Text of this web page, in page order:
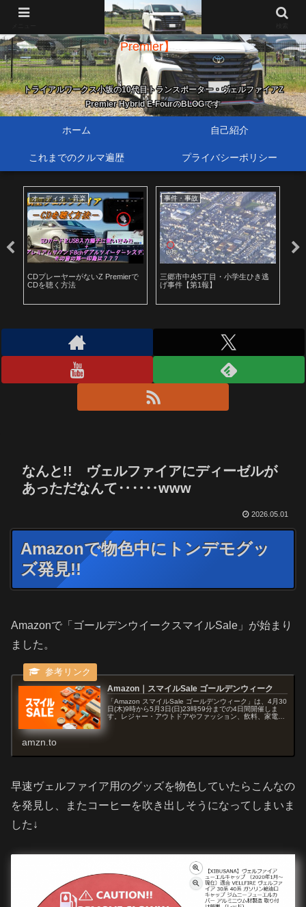
新・歴代トランスポーター【40系ヴェルファイア Z
Premier】
トライアルワークス小坂の10代目トランスポーター・ヴェルファイアZ
Premier Hybrid E-FourのBLOGです
ホーム 自己紹介
これまでのクルマ遍歴 プライバシーポリシー
オーディオ・音楽
CDプレーヤーがないZ Premierで
CDを聴く方法
事件・事故
三郷市中央5丁目・小学生ひき逃
げ事件【第1報】
なんと!! ヴェルファイアにディーゼルが
あっただなんて‥‥‥www
2026.05.01
Amazonで物色中にトンデモグッ
ズ発見!!
Amazonで「ゴールデンウイークスマイルSale」が始まり
ました。
Amazon｜スマイルSale ゴールデンウィーク
「Amazon スマイルSale ゴールデンウィーク」は、4月30
日(木)9時から5月3日(日)23時59分までの4日間開催しま
す。レジャー・アウトドアやファッション、飲料、家電等
amzn.to
早速ヴェルファイア用のグッズを物色していたらこんなの
を発見し、またコーヒーを吹き出しそうになってしまいま
した↓